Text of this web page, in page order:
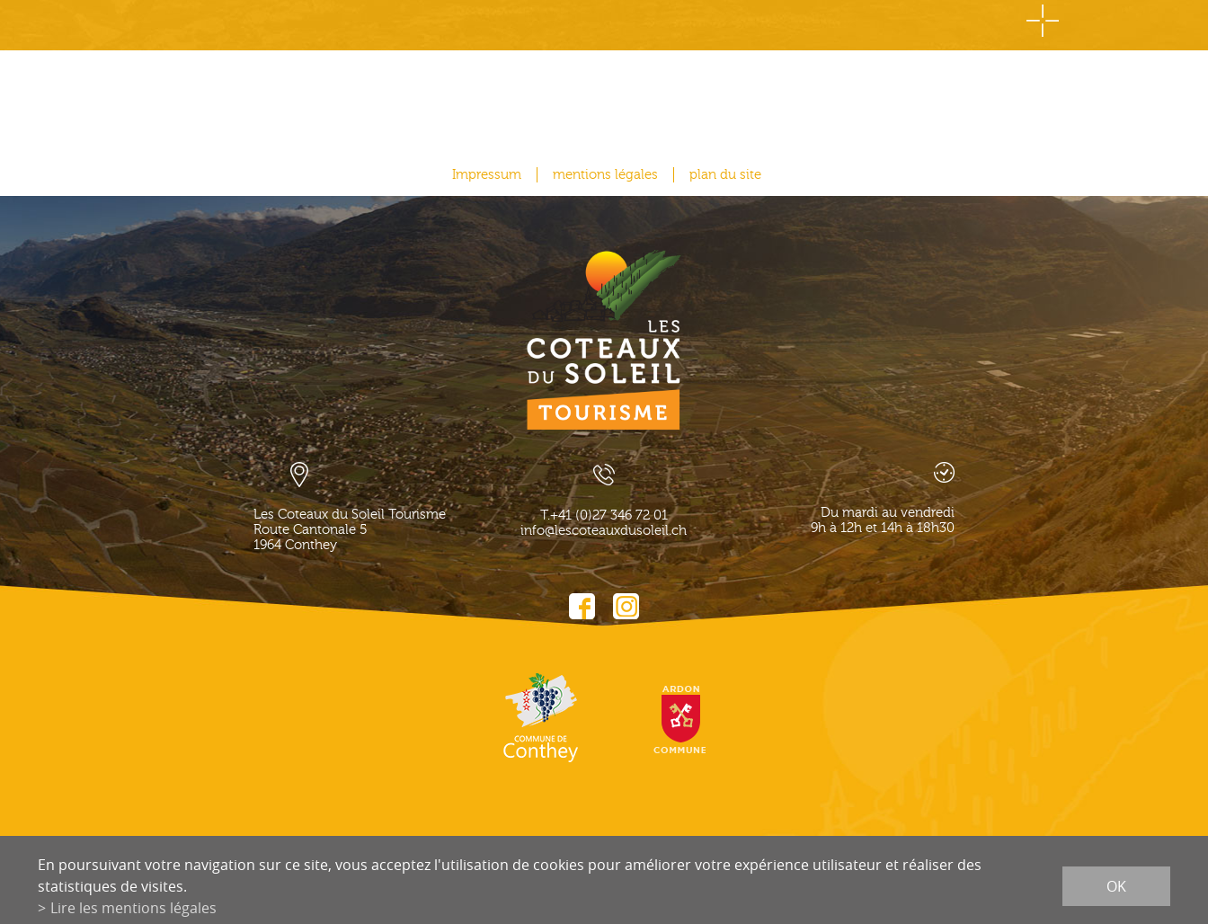
Impressum mentions légales plan du site
Les Coteaux du Soleil Tourisme
Route Cantonale 5
1964 Conthey
T.+41 (0)27 346 72 01
info@lescoteauxdusoleil.ch
Du mardi au vendredi
9h à 12h et 14h à 18h30
En poursuivant votre navigation sur ce site, vous acceptez l'utilisation de cookies pour améliorer votre expérience utilisateur et réaliser des
statistiques de visites.
Lire les mentions légales
OK